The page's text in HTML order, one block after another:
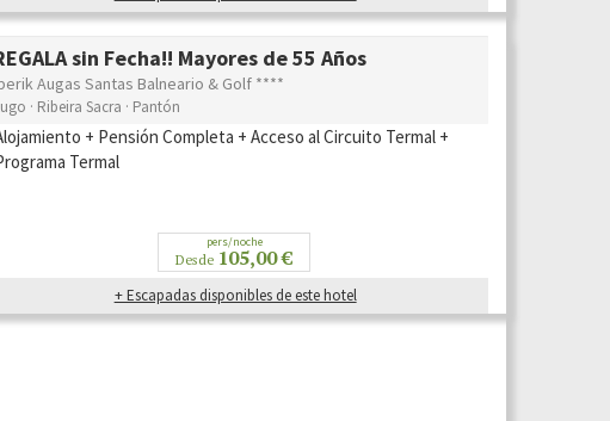
sin Fecha!! Mayores de 55 Años
Augas Santas Balneario & Golf ****
· Ribeira Sacra · Pantón
+ Pensión Completa + Acceso al Circuito Termal +
Termal
pers/noche
Desde 105,00 €
+ Escapadas disponibles de este hotel